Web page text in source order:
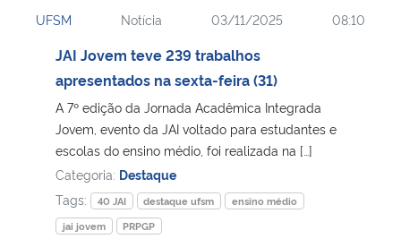
UFSM Notícia 03/11/2025 08:10
JAI Jovem teve 239 trabalhos
apresentados na sexta-feira (31)
A 7º edição da Jornada Acadêmica Integrada
Jovem, evento da JAI voltado para estudantes e
escolas do ensino médio, foi realizada na […]
Categoria: Destaque
Tags:
40 JAI destaque ufsm
ensino médio
jai jovem
PRPGP